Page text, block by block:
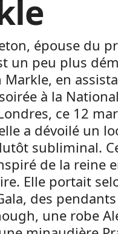
épouse du
un peu plus
Markle, en
à la
ce 12
a dévoilé un
subliminal.
de la reine
Elle portait
des pendants
une robe